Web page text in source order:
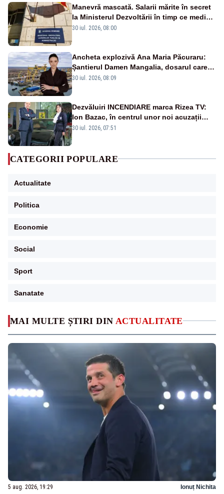
MAI MULTE ȘTIRI DIN ACTUALITATE
5 aug. 2026, 19:29 Ionuț Nichita
Manevră mascată. Salarii mărite în secret
la Ministerul Dezvoltării în timp ce medicii
ies în stradă
30 iul. 2026, 08:00
Ancheta explozivă Ana Maria Păcuraru:
Șantierul Damen Mangalia, dosarul care
scufundă apărarea României
30 iul. 2026, 08:09
Dezvăluiri INCENDIARE marca Rizea TV:
Ion Bazac, în centrul unor noi acuzații
publice
30 iul. 2026, 07:51
CATEGORII POPULARE
Actualitate
Politica
Economie
Social
Sport
Sanatate